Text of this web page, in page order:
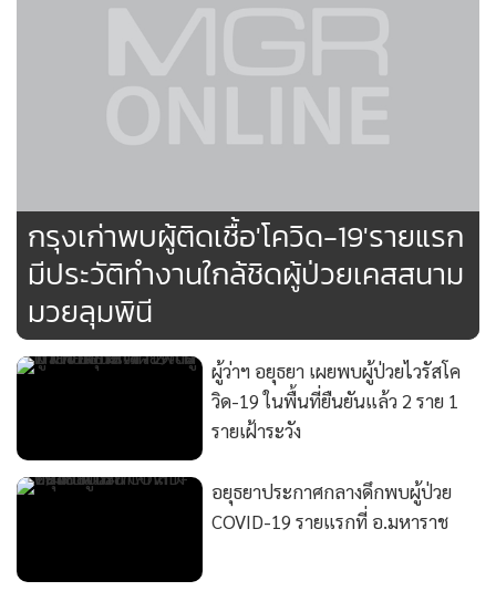
กรุงเก่าพบผู้ติดเชื้อ'โควิด-19'รายแรก
มีประวัติทำงานใกล้ชิดผู้ป่วยเคสสนาม
มวยลุมพินี
ผู้ว่าฯ อยุธยา เผยพบผู้ป่วยไวรัสโค
วิด-19 ในพื้นที่ยืนยันแล้ว 2 ราย 1
รายเฝ้าระวัง
อยุธยาประกาศกลางดึกพบผู้ป่วย
COVID-19 รายแรกที่ อ.มหาราช